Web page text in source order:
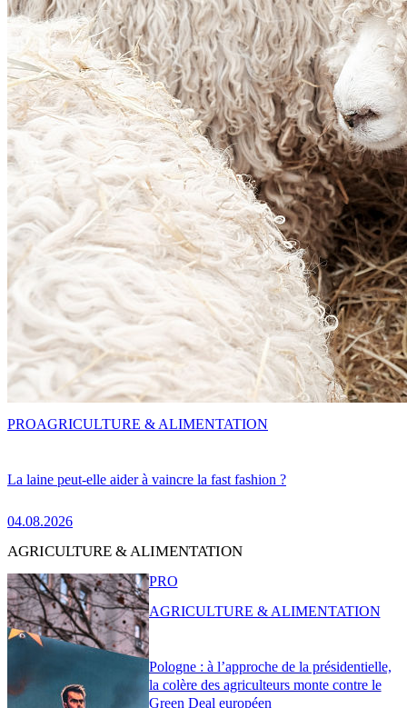
La laine peut-elle aider à vaincre la fast fashion ?
04.08.2026
PROAGRICULTURE & ALIMENTATION
AGRICULTURE & ALIMENTATION
Pologne : à l’approche de la présidentielle,
la colère des agriculteurs monte contre le
Green Deal européen
PRO
AGRICULTURE & ALIMENTATION